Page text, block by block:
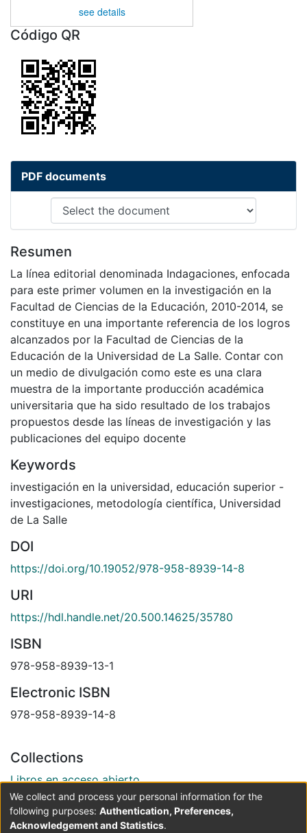
see details
Código QR
PDF documents
Resumen
La línea editorial denominada Indagaciones, enfocada
para este primer volumen en la investigación en la
Facultad de Ciencias de la Educación, 2010-2014, se
constituye en una importante referencia de los logros
alcanzados por la Facultad de Ciencias de la
Educación de la Universidad de La Salle. Contar con
un medio de divulgación como este es una clara
muestra de la importante producción académica
universitaria que ha sido resultado de los trabajos
propuestos desde las líneas de investigación y las
publicaciones del equipo docente
Keywords
investigación en la universidad, educación superior -
investigaciones, metodología científica, Universidad
de La Salle
DOI
https://doi.org/10.19052/978-958-8939-14-8
URI
https://hdl.handle.net/20.500.14625/35780
ISBN
978-958-8939-13-1
Electronic ISBN
978-958-8939-14-8
Collections
Libros en acceso abierto
Indagaciones
Full item page
We collect and process your personal information for the
following purposes: Authentication, Preferences,
Acknowledgement and Statistics.